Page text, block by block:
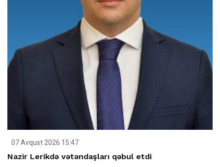
07 Avqust 2026 15:47
Nazir Lerikdə vətəndaşları qəbul etdi